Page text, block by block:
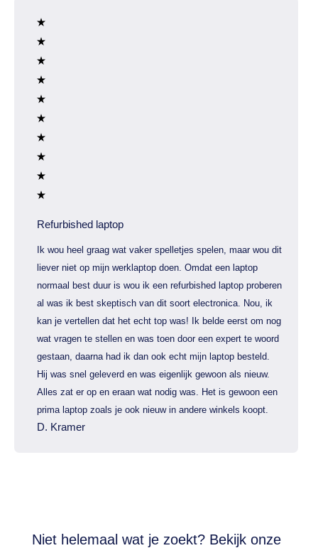
Refurbished laptop
Ik wou heel graag wat vaker spelletjes spelen, maar wou dit
liever niet op mijn werklaptop doen. Omdat een laptop
normaal best duur is wou ik een refurbished laptop proberen
al was ik best skeptisch van dit soort electronica. Nou, ik
kan je vertellen dat het echt top was! Ik belde eerst om nog
wat vragen te stellen en was toen door een expert te woord
gestaan, daarna had ik dan ook echt mijn laptop besteld.
Hij was snel geleverd en was eigenlijk gewoon als nieuw.
Alles zat er op en eraan wat nodig was. Het is gewoon een
prima laptop zoals je ook nieuw in andere winkels koopt.
D. Kramer
Niet helemaal wat je zoekt? Bekijk onze